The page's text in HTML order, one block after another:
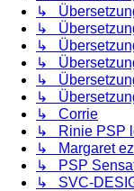
↳
↳
↳
↳
↳
↳
↳ Corrie
↳ Rinie PSP
↳ Margaret
↳ PSP
↳ SVC-